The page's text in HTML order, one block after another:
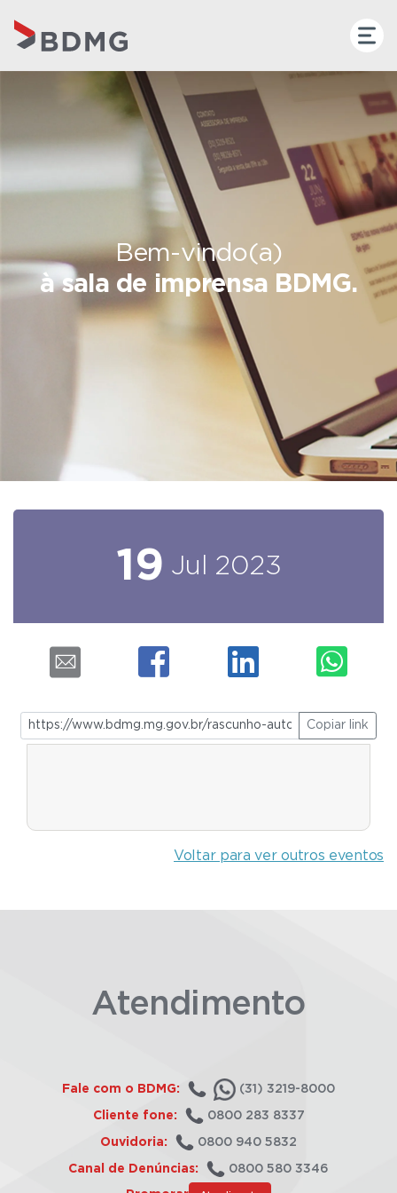
Bem-vindo(a)
à sala de imprensa BDMG.
19 Jul 2023
Copiar link
Voltar para ver outros eventos
Atendimento
Fale com o BDMG: (31) 3219-8000
Cliente fone: 0800 283 8337
Ouvidoria: 0800 940 5832
Canal de Denúncias: 0800 580 3346